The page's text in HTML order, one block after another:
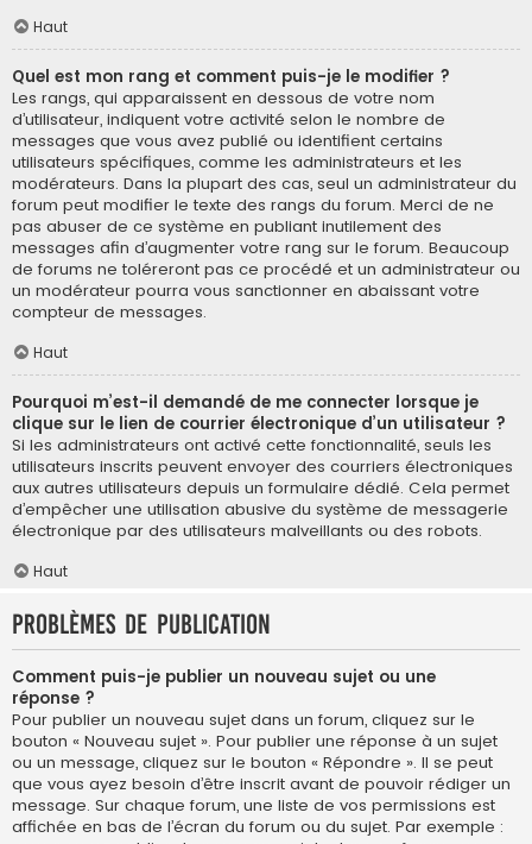
Haut
Quel est mon rang et comment puis-je le modifier ?
Les rangs, qui apparaissent en dessous de votre nom
d’utilisateur, indiquent votre activité selon le nombre de
messages que vous avez publié ou identifient certains
utilisateurs spécifiques, comme les administrateurs et les
modérateurs. Dans la plupart des cas, seul un administrateur du
forum peut modifier le texte des rangs du forum. Merci de ne
pas abuser de ce système en publiant inutilement des
messages afin d’augmenter votre rang sur le forum. Beaucoup
de forums ne toléreront pas ce procédé et un administrateur ou
un modérateur pourra vous sanctionner en abaissant votre
compteur de messages.
Haut
Pourquoi m’est-il demandé de me connecter lorsque je
clique sur le lien de courrier électronique d’un utilisateur ?
Si les administrateurs ont activé cette fonctionnalité, seuls les
utilisateurs inscrits peuvent envoyer des courriers électroniques
aux autres utilisateurs depuis un formulaire dédié. Cela permet
d’empêcher une utilisation abusive du système de messagerie
électronique par des utilisateurs malveillants ou des robots.
Haut
Problèmes de publication
Comment puis-je publier un nouveau sujet ou une
réponse ?
Pour publier un nouveau sujet dans un forum, cliquez sur le
bouton « Nouveau sujet ». Pour publier une réponse à un sujet
ou un message, cliquez sur le bouton « Répondre ». Il se peut
que vous ayez besoin d’être inscrit avant de pouvoir rédiger un
message. Sur chaque forum, une liste de vos permissions est
affichée en bas de l’écran du forum ou du sujet. Par exemple :